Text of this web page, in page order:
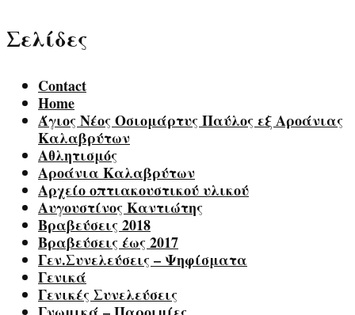
Σελίδες
Contact
Home
Άγιος Νέος Οσιομάρτυς Παύλος εξ Αροάνιας
Καλαβρύτων
Αθλητισμός
Αροάνια Καλαβρύτων
Αρχείο οπτιακουστικού υλικού
Αυγουστίνος Καντιώτης
Βραβεύσεις 2018
Βραβεύσεις έως 2017
Γεν.Συνελεύσεις – Ψηφίσματα
Γενικά
Γενικές Συνελεύσεις